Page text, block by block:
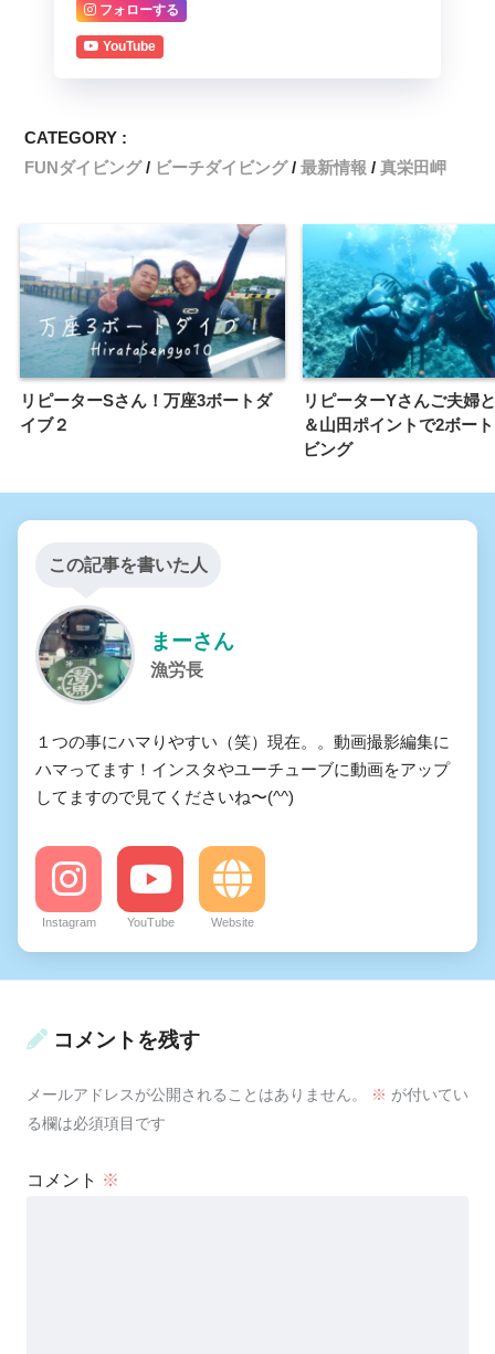
フォローする
YouTube
CATEGORY :
FUNダイビング
ビーチダイビング 最新情報 真栄田岬
リピーターSさん！万座3ボートダ
イブ２
リピーターYさんご夫婦
＆山田ポイントで2ボー
ビング
この記事を書いた人
まーさん
漁労長
１つの事にハマりやすい（笑）現在。。動画撮影編集に
ハマってます！インスタやユーチューブに動画をアップ
してますので見てくださいね〜(^^)
Instagram YouTube Website
コメントを残す
メールアドレスが公開されることはありません。 ※ が付いてい
る欄は必須項目です
コメント ※